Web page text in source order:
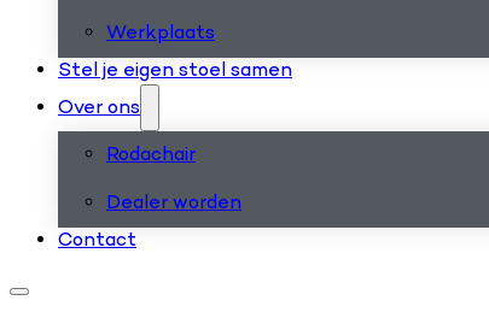
Werkplaats
Stel je eigen stoel samen
Over ons
Rodachair
Dealer worden
Contact